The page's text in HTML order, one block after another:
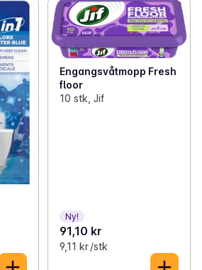
Engangsvåtmopp Fresh
floor
10 stk, Jif
Ny!
91,10 kr
9,11 kr /stk